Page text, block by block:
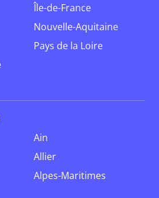
Île-de-France
Nouvelle-Aquitaine
Pays de la Loire
Ain
Allier
Alpes-Maritimes